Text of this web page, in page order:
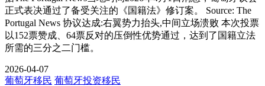
正式表决通过了备受关注的《国籍法》修订案。 Source: The
Portugal News 协议达成:右翼势力抬头,中间立场溃败 本次投票
以152票赞成、64票反对的压倒性优势通过，达到了国籍立法
所需的三分之二门槛。
2026-04-07
葡萄牙移民 葡萄牙投资移民